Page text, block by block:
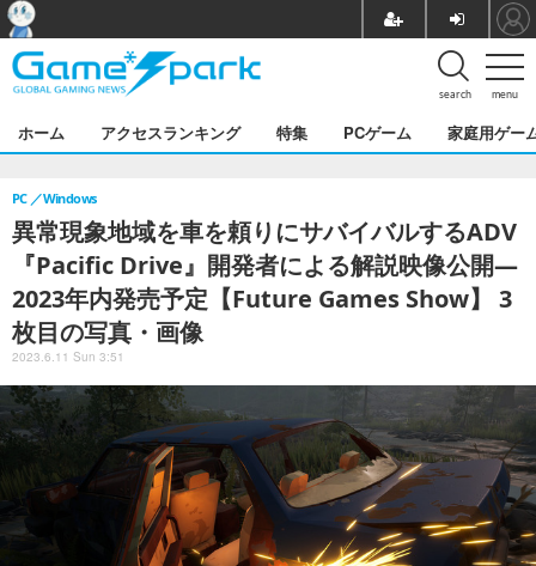
menu
search
ホーム アクセスランキング 特集 PCゲーム 家庭用ゲー
異常現象地域を車を頼りにサバイバルするADV
『Pacific Drive』開発者による解説映像公開―
2023年内発売予定【Future Games Show】 3
枚目の写真・画像
PC Windows
2023.6.11 Sun 3:51